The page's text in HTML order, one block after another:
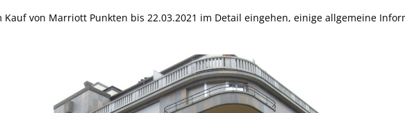
von Marriott Punkten bis 22.03.2021 im Detail eingehen, einige allgemeine